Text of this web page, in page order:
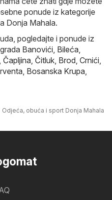
ponude iz kategorije
Donja Mahala.
pogledajte i ponude iz
Banovići Bileća
Čapljina Čitluk Brod Crnići
Bosanska Krupa
Odjeća, obuća i sport Donja Mahala